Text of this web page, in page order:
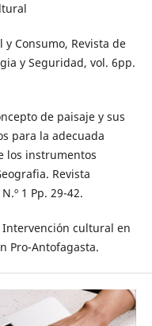
y Consumo, Revista de
y Seguridad, vol. 6pp.
de paisaje y sus
para la adecuada
los instrumentos
Revista
1 Pp. 29-42.
cultural en
Pro-Antofagasta.